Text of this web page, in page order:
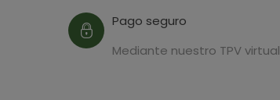
Pago seguro
Mediante nuestro TPV virtual